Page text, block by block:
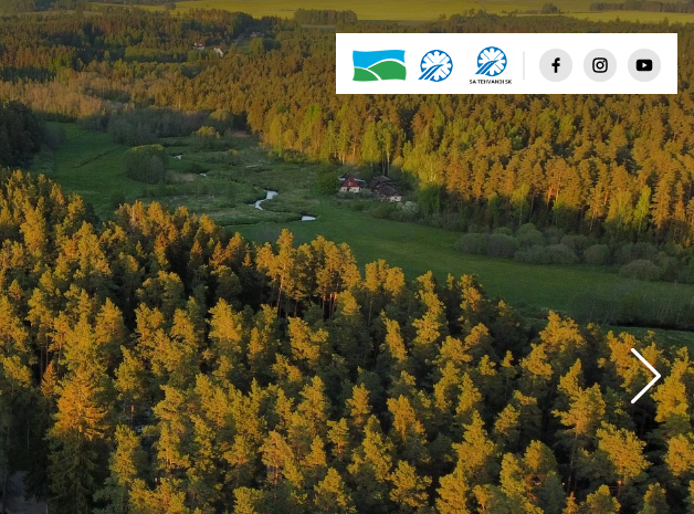
Few clouds
Scattered clouds
Broken clouds
Shower rain
Rain
Thunderstorm
Snow